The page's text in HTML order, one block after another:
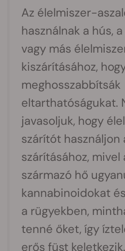
Az élelmiszer-
használnak a hús,
vagy más
kiszárításához,
meghosszabbítsák
eltarthatóságukat.
javasoljuk, hogy
szárítót használjon
szárításához, mivel
származó hő
kannabinoidokat
a rügyekben,
tenné őket, így
erős füst keletkezik.